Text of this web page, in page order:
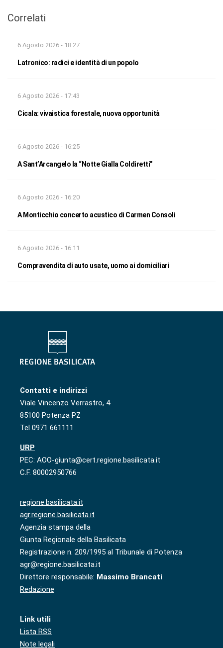
Correlati
6 Agosto 2026 - 18:27
Latronico: radici e identità di un popolo
6 Agosto 2026 - 17:43
Cicala: vivaistica forestale, nuova opportunità
6 Agosto 2026 - 16:25
A Sant’Arcangelo la “Notte Gialla Coldiretti”
6 Agosto 2026 - 16:20
A Monticchio concerto acustico di Carmen Consoli
6 Agosto 2026 - 16:11
Compravendita di auto usate, uomo ai domiciliari
Contatti e indirizzi
Viale Vincenzo Verrastro, 4
85100 Potenza PZ
Tel 0971 661111
URP
PEC: AOO-giunta@cert.regione.basilicata.it
C.F. 80002950766
regione.basilicata.it
agr.regione.basilicata.it
Agenzia stampa della
Giunta Regionale della Basilicata
Registrazione n. 209/1995 al Tribunale di Potenza
agr@regione.basilicata.it
Direttore responsabile: Massimo Brancati
Redazione
Link utili
Lista RSS
Note legali